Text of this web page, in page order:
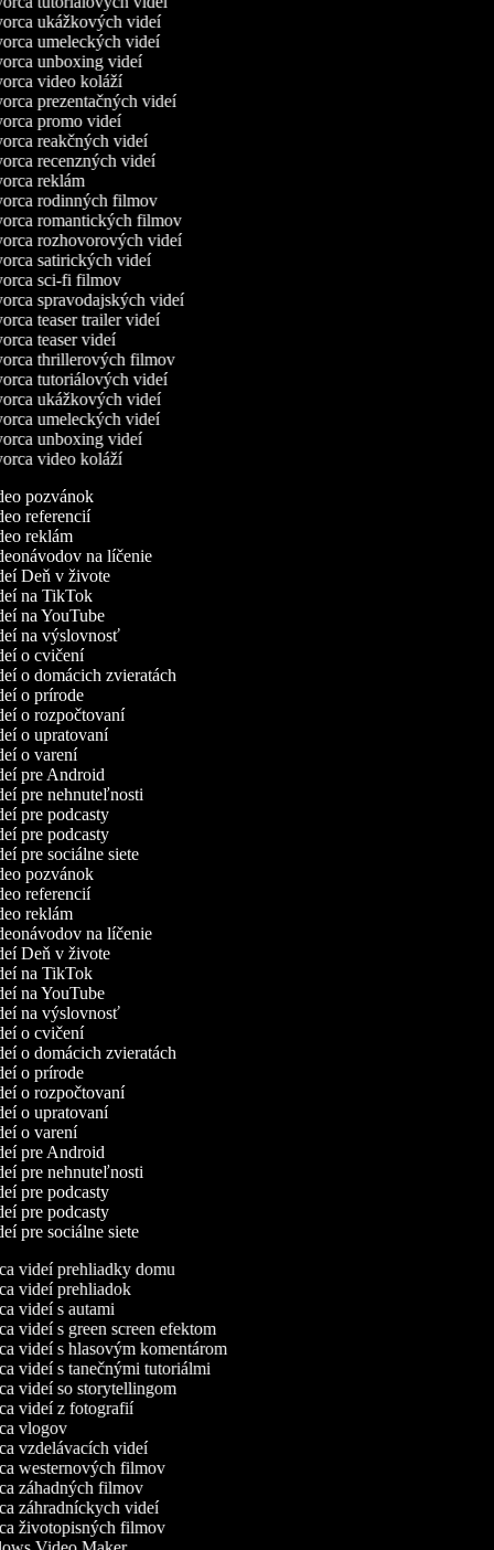
ukážkových videí
umeleckých videí
unboxing videí
video koláží
prezentačných videí
promo videí
reakčných videí
recenzných videí
reklám
rodinných filmov
romantických filmov
rozhovorových videí
satirických videí
sci-fi filmov
spravodajských videí
teaser trailer videí
teaser videí
thrillerových filmov
tutoriálových videí
ukážkových videí
umeleckých videí
unboxing videí
video koláží
pozvánok
referencií
reklám
na líčenie
Deň v živote
na TikTok
na YouTube
na výslovnosť
o cvičení
o domácich zvieratách
o prírode
o rozpočtovaní
o upratovaní
o varení
pre Android
pre nehnuteľnosti
pre podcasty
pre podcasty
pre sociálne siete
pozvánok
referencií
reklám
na líčenie
Deň v živote
na TikTok
na YouTube
na výslovnosť
o cvičení
o domácich zvieratách
o prírode
o rozpočtovaní
o upratovaní
o varení
pre Android
pre nehnuteľnosti
pre podcasty
pre podcasty
pre sociálne siete
videí prehliadky domu
videí prehliadok
videí s autami
videí s green screen efektom
videí s hlasovým komentárom
videí s tanečnými tutoriálmi
videí so storytellingom
videí z fotografií
vlogov
vzdelávacích videí
westernových filmov
záhadných filmov
záhradníckych videí
životopisných filmov